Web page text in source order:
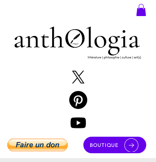
BOUTIQUE